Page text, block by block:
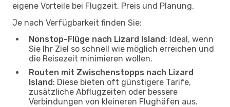
eigene Vorteile bei Flugzeit, Preis und Planung.
Je nach Verfügbarkeit finden Sie:
Nonstop-Flüge nach Lizard Island: Ideal, wenn
Sie Ihr Ziel so schnell wie möglich erreichen und
die Reisezeit minimieren wollen.
Routen mit Zwischenstopps nach Lizard
Island: Diese bieten oft günstigere Tarife,
zusätzliche Abflugzeiten oder bessere
Verbindungen von kleineren Flughäfen aus.